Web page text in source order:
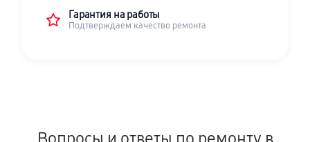
Гарантия на работы
Подтверждаем качество ремонта